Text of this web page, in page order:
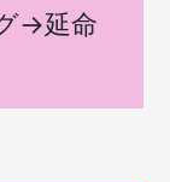
→延命